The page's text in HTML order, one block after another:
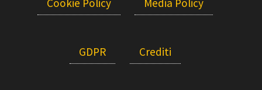
Cookie Policy Media Policy
GDPR Crediti